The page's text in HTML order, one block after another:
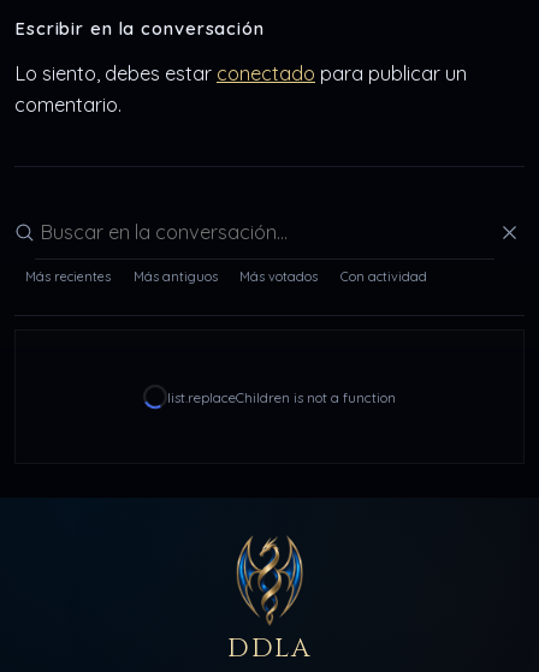
Escribir en la conversación
Lo siento, debes estar conectado para publicar un
comentario.
Buscar en la conversación
Más recientes Más antiguos Más votados Con actividad
list.replaceChildren is not a function
DDLA